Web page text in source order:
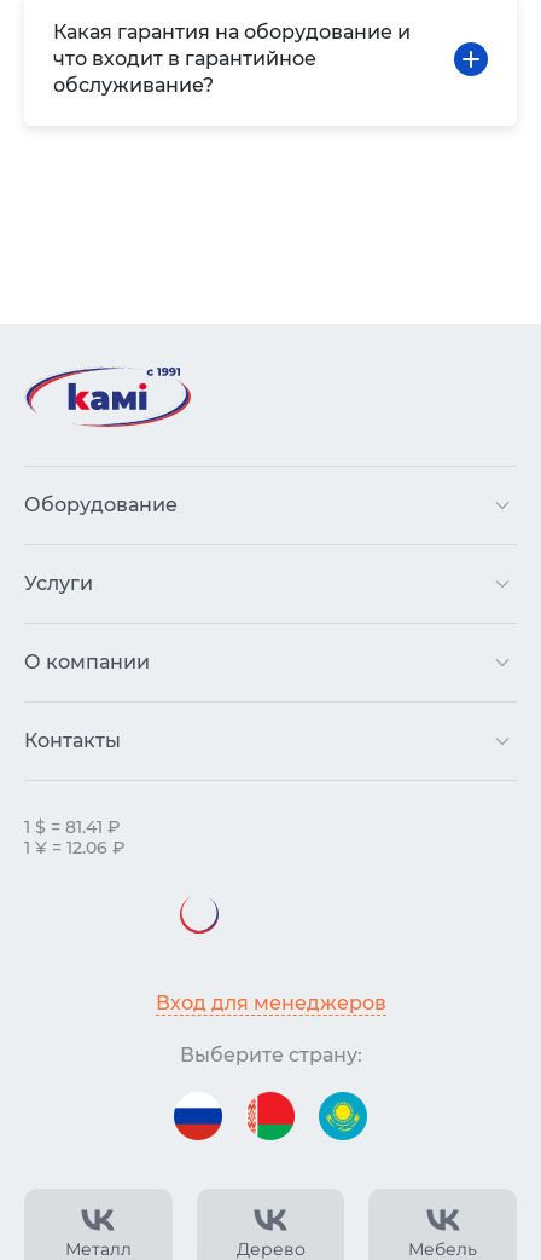
Какая гарантия на оборудование и
что входит в гарантийное
обслуживание?
Металл Дерево Мебель
Оборудование
Услуги
О компании
Контакты
1 $ = 81.41 ₽
1 ¥ = 12.06 ₽
Вход для менеджеров
Выберите страну: